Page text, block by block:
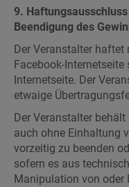
9.
Beendigung des
Der Veranstalter
Facebook-Internetseite
Internetseite. Der
etwaige
Der Veranstalter
auch ohne Einhaltung
vorzeitig zu beenden
sofern es aus
Manipulation von oder